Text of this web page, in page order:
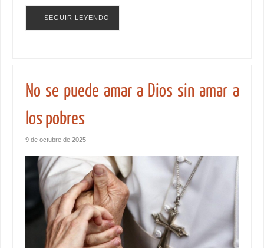
SEGUIR LEYENDO
No se puede amar a Dios sin amar a
los pobres
9 de octubre de 2025